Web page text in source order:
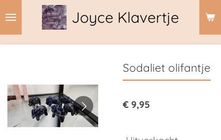
Joyce Klavertje
Sodaliet olifantje
€ 9,95